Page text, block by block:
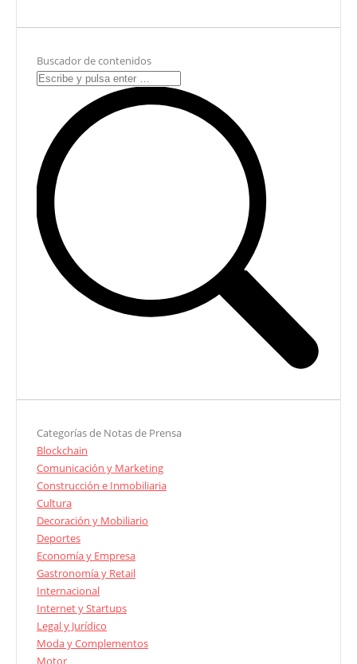
Buscador de contenidos
Search:
Categorías de Notas de Prensa
Blockchain
Comunicación y Marketing
Construcción e Inmobiliaria
Cultura
Decoración y Mobiliario
Deportes
Economía y Empresa
Gastronomía y Retail
Internacional
Internet y Startups
Legal y Jurídico
Moda y Complementos
Motor